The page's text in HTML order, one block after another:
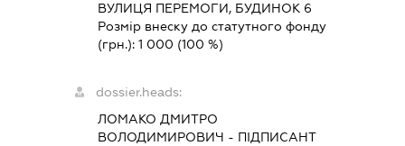
ВУЛИЦЯ ПЕРЕМОГИ, БУДИНОК 6
Розмір внеску до статутного фонду
(грн.): 1 000 (100 %)
dossier.heads:
ЛОМАКО ДМИТРО
ВОЛОДИМИРОВИЧ - ПІДПИСАНТ